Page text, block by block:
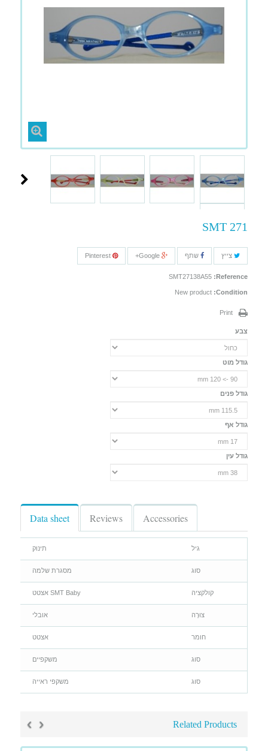
SMT 271
צייץ שתף
Reference:
SMT27138A55
Condition:
New product
Print
צבע
גודל מוט
גודל פנים
גודל אף
גודל עין
Data sheet Reviews Accessories
גיל תינוק
סוג מסגרת שלמה
קולקציה SMT Baby אצטט
צוּרָה אובלי
חומר אצטט
סוג משקפיים
סוג משקפי ראייה
Related Products
‹
›